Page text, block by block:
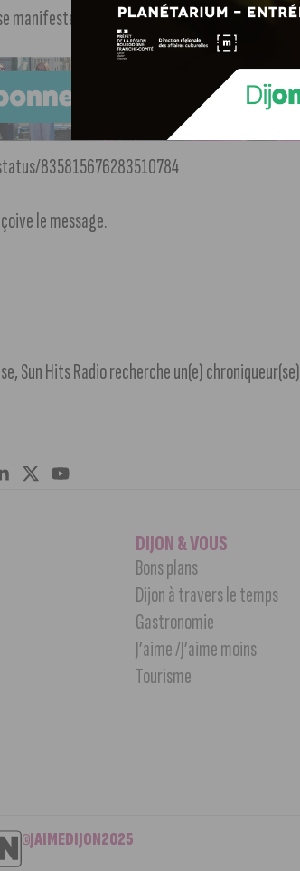
manifester.
835815676283510784
le message.
Sun Hits Radio recherche un(e) chroniqueur(se)
DIJON & VOUS
Bons plans
Dijon à travers le temps
Gastronomie
J’aime /J’aime moins
Tourisme
©JAIMEDIJON2025